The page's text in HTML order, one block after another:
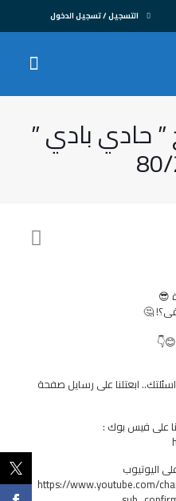
التسجيل / تسجيل الدخول
” حادي بادي ”
😎
🤔
ابعتلنا على رسايل صفحة
على فيس بوك :
اليوتيوب
https://www.youtube.com/